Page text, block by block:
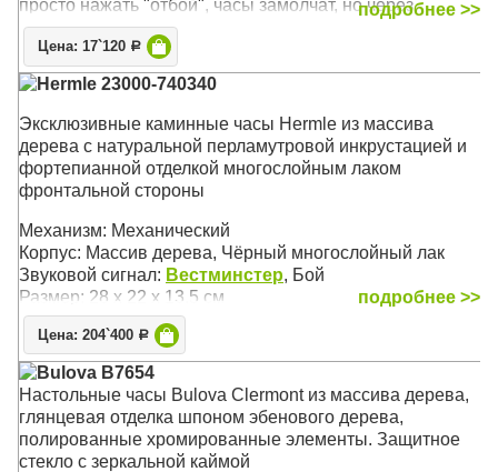
просто нажать "отбой", часы замолчат, но через
некоторое время зазвонят снова). Импульсный сигнал
Механизм: Электронный
Корпус: Пластик (Чёрный)
(Возрастание сигнала), «Beep Alarm» или «Dual Alarm»
Размер: 40 x 30 x 4 см
подробнее >>
Цена: 17`120 Р
Hermle 23000-740340
Эксклюзивные каминные часы Hermle из массива
дерева с натуральной перламутровой инкрустацией и
фортепианной отделкой многослойным лаком
фронтальной стороны
Механизм: Механический
Корпус: Массив дерева, Чёрный многослойный лак
Звуковой сигнал: Вестминстер, Бой
Размер: 28 х 22 х 13.5 см
подробнее >>
Цена: 204`400 Р
Bulova B7654
Настольные часы Bulova Clermont из массива дерева,
глянцевая отделка шпоном эбенового дерева,
полированные хромированные элементы. Защитное
стекло с зеркальной каймой